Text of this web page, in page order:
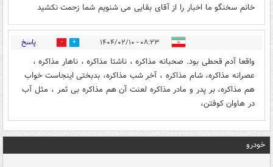
خانم سخنگو ما اخبار را از آقای بقایی می شنویم شما زحمت نکشید
۰۸:۲۳ - ۱۴۰۴/۰۲/۱۰ 0 پاسخ
واقعا آدم قحطی بود. صحبانه مذاکره ، ناشتا مذاکره ، ناهار مذاکره ،
عصرانه مذاکره، شام مذاکره ، آخر شب مذاکره، بدبختی اینجاست خواب
هم مذاکره، بر پدر و مادر مذاکره لعنت آن هم مذاکره بی ثمر ، مثل آب
در هاوان کوفتن،
خودرو